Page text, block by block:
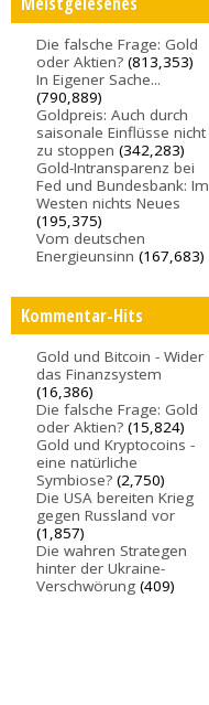
Die falsche Frage: Gold
oder Aktien? (813,353)
In Eigener Sache...
(790,889)
Goldpreis: Auch durch
saisonale Einflüsse nicht
zu stoppen (342,283)
Gold-Intransparenz bei
Fed und Bundesbank: Im
Westen nichts Neues
(195,375)
Vom deutschen
Energieunsinn (167,683)
Kommentar-Hits
Gold und Bitcoin - Wider
das Finanzsystem
(16,386)
Die falsche Frage: Gold
oder Aktien? (15,824)
Gold und Kryptocoins -
eine natürliche
Symbiose? (2,750)
Die USA bereiten Krieg
gegen Russland vor
(1,857)
Die wahren Strategen
hinter der Ukraine-
Verschwörung (409)